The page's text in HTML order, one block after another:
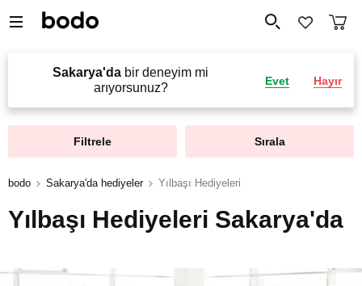
Sakarya'da bir deneyim mi
arıyorsunuz?
Evet Hayır
Filtrele Sırala
bodo Sakarya'da hediyeler Yılbaşı Hediyeleri
Yılbaşı Hediyeleri Sakarya'da